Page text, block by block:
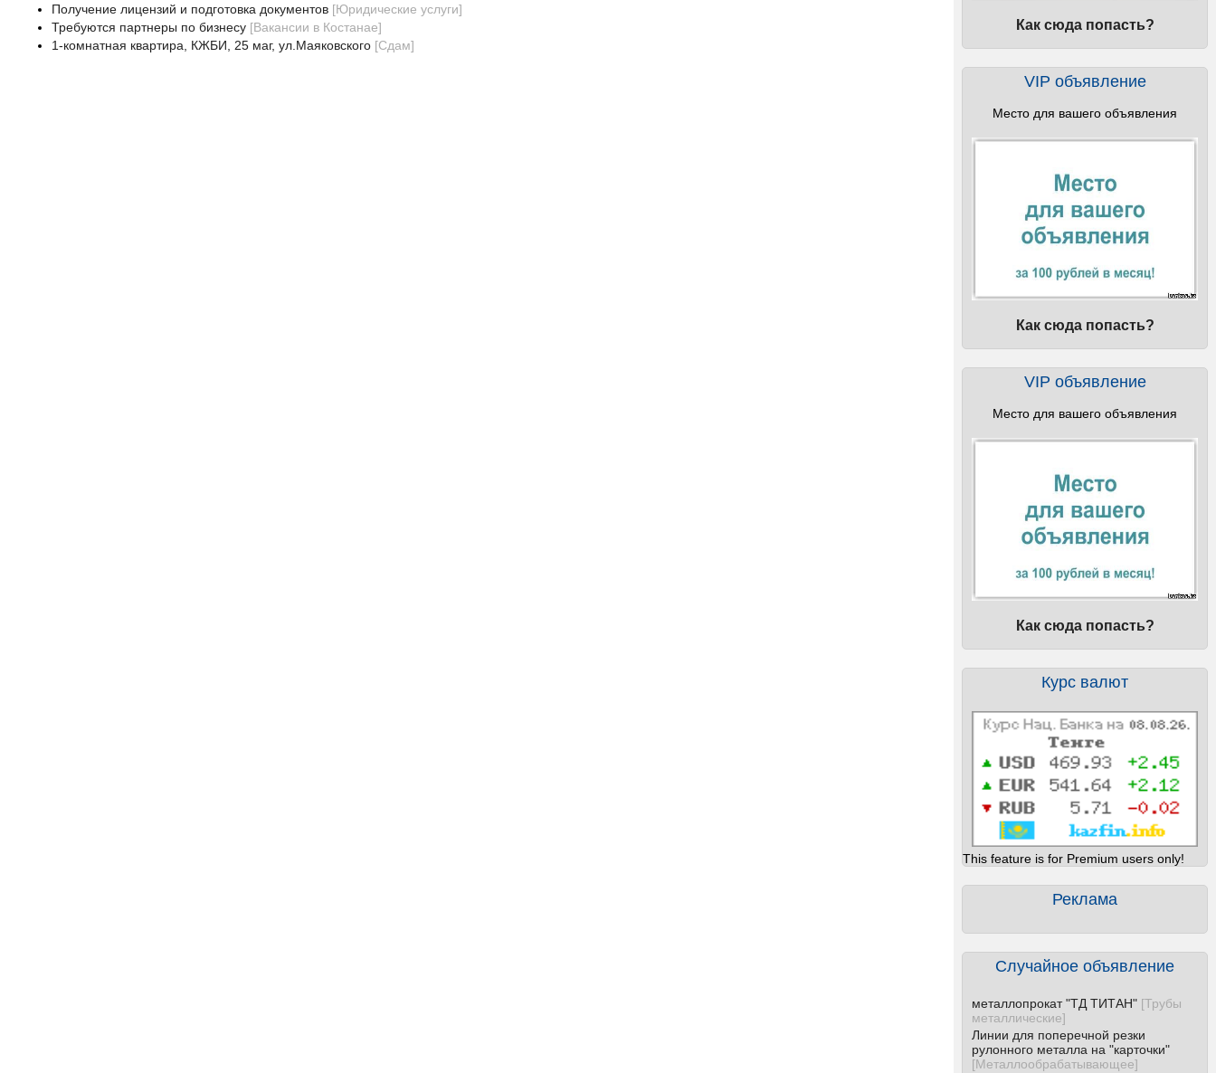
Как сюда попасть?
VIP объявление
Место для вашего объявления
Как сюда попасть?
VIP объявление
Место для вашего объявления
Как сюда попасть?
Курс валют
This feature is for Premium users only!
Реклама
Случайное объявление
металлопрокат "ТД ТИТАН" [Трубы
металлические]
Линии для поперечной резки
рулонного металла на "карточки"
[Металлообрабатывающее]
Получение лицензий и подготовка документов [Юридические услуги]
Требуются партнеры по бизнесу [Вакансии в Костанае]
1-комнатная квартира, КЖБИ, 25 маг, ул.Маяковского [Сдам]